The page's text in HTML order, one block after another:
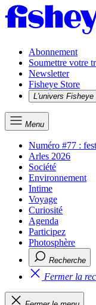
Abonnement
Soumettre votre
Newsletter
Fisheye Store
L'univers Fisheye
Menu
Numéro #77 :
Arles 2026
Société
Environnement
Intime
Voyage
Curiosité
Agenda
Participez
Photosphère
Recherche
Fermer la